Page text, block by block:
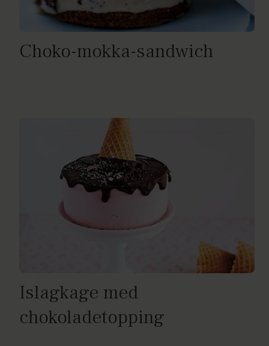
Choko-mokka-sandwich
Islagkage med
chokoladetopping